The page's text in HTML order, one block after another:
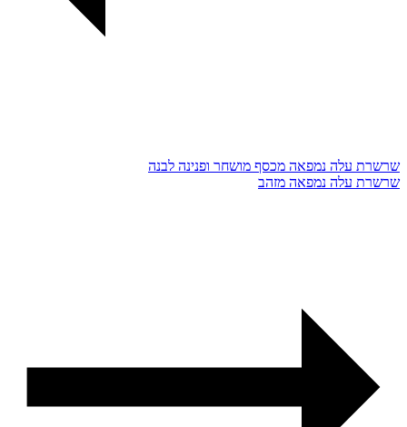
שרשרת עלה נמפאה מכסף מושחר ופנינה לבנה
שרשרת עלה נמפאה מזהב